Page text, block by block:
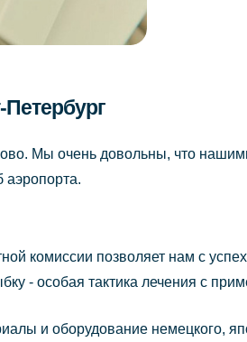
Мы очень довольны, что
аэропорта.
комиссии позволяет нам с
- особая тактика лечения с
и оборудование немецкого,